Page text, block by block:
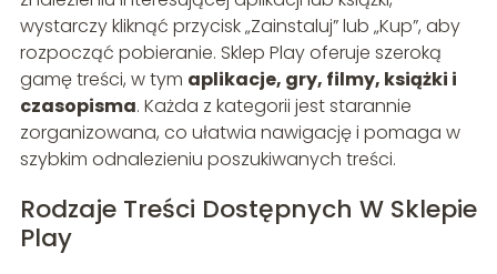
wystarczy kliknąć przycisk „Zainstaluj” lub „Kup”, aby
rozpocząć pobieranie. Sklep Play oferuje szeroką
gamę treści, w tym aplikacje, gry, filmy, książki i
czasopisma. Każda z kategorii jest starannie
zorganizowana, co ułatwia nawigację i pomaga w
szybkim odnalezieniu poszukiwanych treści.
Rodzaje Treści Dostępnych W Sklepie
Play